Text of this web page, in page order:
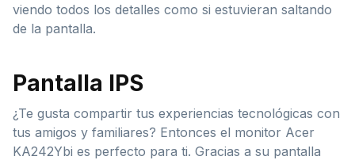
viendo todos los detalles como si estuvieran saltando
de la pantalla.
Pantalla IPS
¿Te gusta compartir tus experiencias tecnológicas con
tus amigos y familiares? Entonces el monitor Acer
KA242Ybi es perfecto para ti. Gracias a su pantalla